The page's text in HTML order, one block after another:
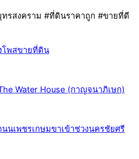
รสงคราม #ที่ดินราคาถูก #ขายที่ดี
โพสขายที่ดิน
Water House (กาญจนาภิเษก)
นเพชรเกษมขาเข้าช่วงนครชัยศรี